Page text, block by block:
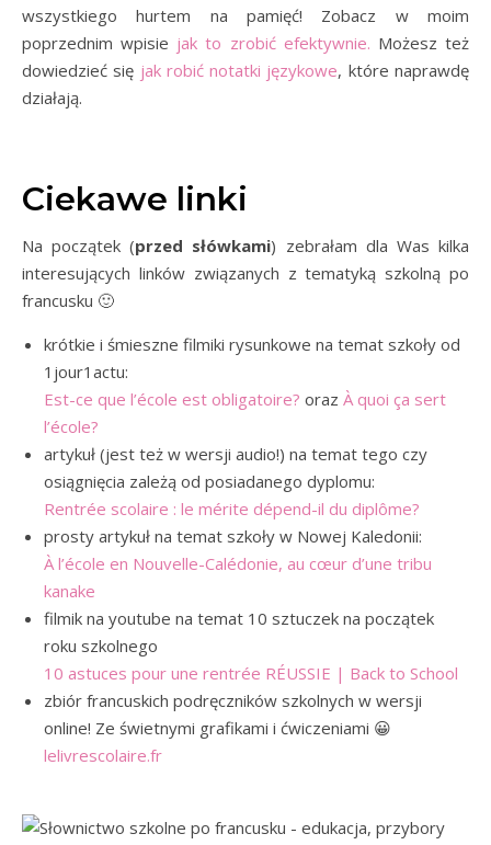
wszystkiego hurtem na pamięć! Zobacz w moim
poprzednim wpisie jak to zrobić efektywnie. Możesz też
dowiedzieć się jak robić notatki językowe, które naprawdę
działają.
Ciekawe linki
Na początek (przed słówkami) zebrałam dla Was kilka
interesujących linków związanych z tematyką szkolną po
francusku 🙂
krótkie i śmieszne filmiki rysunkowe na temat szkoły od
1jour1actu:
Est-ce que l’école est obligatoire? oraz À quoi ça sert
l’école?
artykuł (jest też w wersji audio!) na temat tego czy
osiągnięcia zależą od posiadanego dyplomu:
Rentrée scolaire : le mérite dépend-il du diplôme?
prosty artykuł na temat szkoły w Nowej Kaledonii:
À l’école en Nouvelle-Calédonie, au cœur d’une tribu
kanake
filmik na youtube na temat 10 sztuczek na początek
roku szkolnego
10 astuces pour une rentrée RÉUSSIE | Back to School
zbiór francuskich podręczników szkolnych w wersji
online! Ze świetnymi grafikami i ćwiczeniami 😀
lelivrescolaire.fr